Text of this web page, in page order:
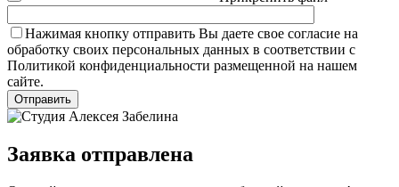
Нажимая кнопку отправить Вы даете свое согласие на
обработку своих персональных данных в соответствии с
Политикой конфиденциальности размещенной на нашем
сайте.
Заявка отправлена